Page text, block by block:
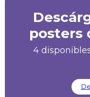
posters
4